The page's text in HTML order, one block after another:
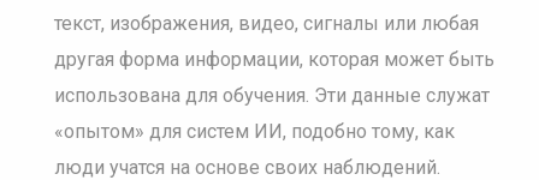
текст, изображения, видео, сигналы или любая
другая форма информации, которая может быть
использована для обучения. Эти данные служат
«опытом» для систем ИИ, подобно тому, как
люди учатся на основе своих наблюдений.